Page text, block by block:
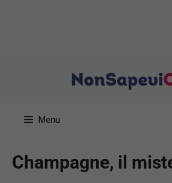
Menu
Champagne, il